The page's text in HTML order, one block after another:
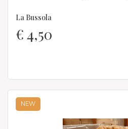
La Bussola
€4,50
NEW